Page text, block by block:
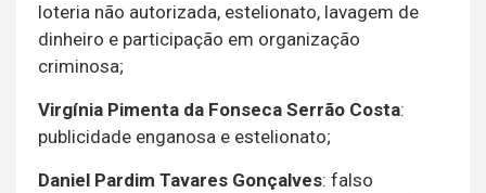
loteria não autorizada, estelionato, lavagem de
dinheiro e participação em organização
criminosa;
Virgínia Pimenta da Fonseca Serrão Costa:
publicidade enganosa e estelionato;
Daniel Pardim Tavares Gonçalves: falso